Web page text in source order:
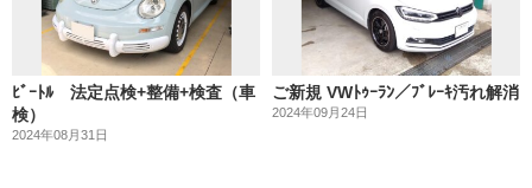
ﾋﾞｰﾄﾙ 法定点検+整備+検査（車
検）
2024年08月31日
ご新規 VWﾄｩｰﾗﾝ／ﾌﾞﾚｰｷ汚れ解消
2024年09月24日